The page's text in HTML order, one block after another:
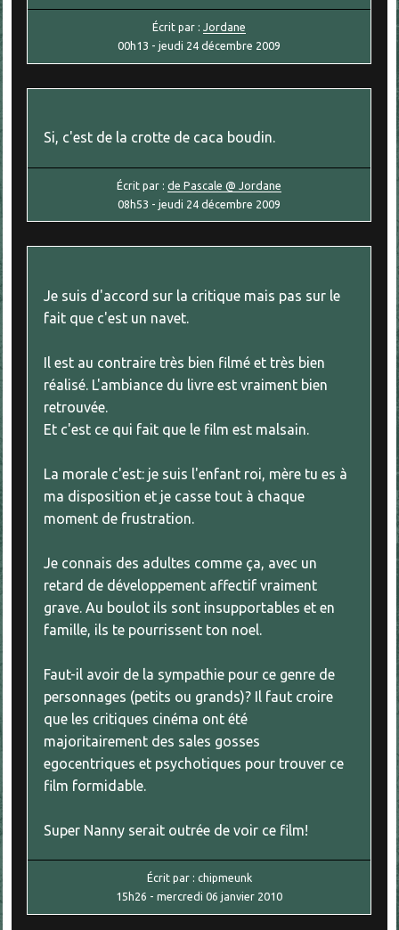
Écrit par :Jordane
00h13 -jeudi 24 décembre 2009
Si, c'est de la crotte de caca boudin.
Écrit par :de Pascale @ Jordane
08h53 -jeudi 24 décembre 2009
Je suis d'accord sur la critique mais pas sur le
fait que c'est un navet.
Il est au contraire très bien filmé et très bien
réalisé. L'ambiance du livre est vraiment bien
retrouvée.
Et c'est ce qui fait que le film est malsain.
La morale c'est: je suis l'enfant roi, mère tu es à
ma disposition et je casse tout à chaque
moment de frustration.
Je connais des adultes comme ça, avec un
retard de développement affectif vraiment
grave. Au boulot ils sont insupportables et en
famille, ils te pourrissent ton noel.
Faut-il avoir de la sympathie pour ce genre de
personnages (petits ou grands)? Il faut croire
que les critiques cinéma ont été
majoritairement des sales gosses
egocentriques et psychotiques pour trouver ce
film formidable.
Super Nanny serait outrée de voir ce film!
Écrit par : chipmeunk
15h26 -mercredi 06 janvier 2010